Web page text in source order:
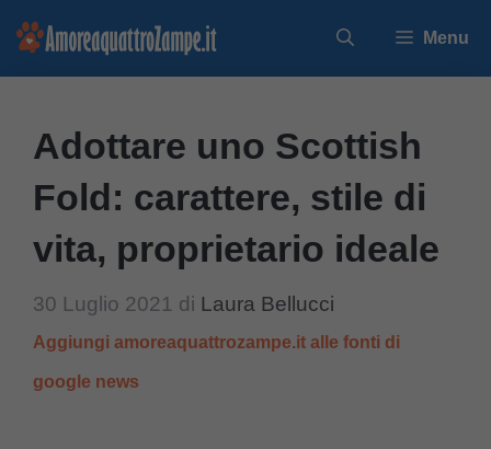
Vai
Menu
Adottare uno Scottish
Fold: carattere, stile di
vita, proprietario ideale
30 Luglio 2021 di Laura Bellucci
Aggiungi amoreaquattrozampe.it alle fonti di
google news